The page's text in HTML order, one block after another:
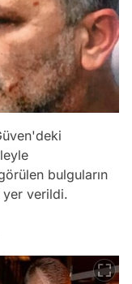
bulguların
yer verildi.